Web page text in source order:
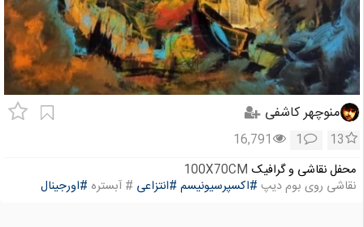
منوچهر کاشفی
13
1
16,791
محفل نقاشی و گرافیک 100X70CM
نقاشی روی بوم دیپ #اکسپرسیونیسم #انتزاعی # آبستره #اورجینال